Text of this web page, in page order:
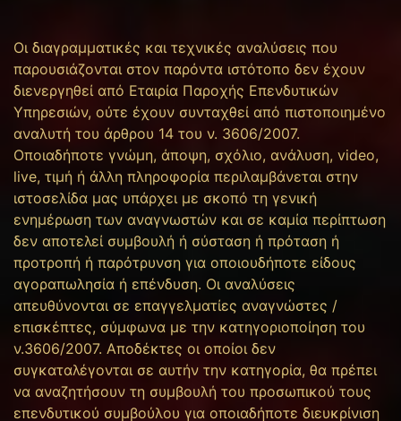
Οι διαγραμματικές και τεχνικές αναλύσεις που
παρουσιάζονται στον παρόντα ιστότοπο δεν έχουν
διενεργηθεί από Εταιρία Παροχής Επενδυτικών
Υπηρεσιών, ούτε έχουν συνταχθεί από πιστοποιημένο
αναλυτή του άρθρου 14 του ν. 3606/2007.
Οποιαδήποτε γνώμη, άποψη, σχόλιο, ανάλυση, video,
live, τιμή ή άλλη πληροφορία περιλαμβάνεται στην
ιστοσελίδα μας υπάρχει με σκοπό τη γενική
ενημέρωση των αναγνωστών και σε καμία περίπτωση
δεν αποτελεί συμβουλή ή σύσταση ή πρόταση ή
προτροπή ή παρότρυνση για οποιουδήποτε είδους
αγοραπωλησία ή επένδυση. Οι αναλύσεις
απευθύνονται σε επαγγελματίες αναγνώστες /
επισκέπτες, σύμφωνα με την κατηγοριοποίηση του
ν.3606/2007. Αποδέκτες οι οποίοι δεν
συγκαταλέγονται σε αυτήν την κατηγορία, θα πρέπει
να αναζητήσουν τη συμβουλή του προσωπικού τους
επενδυτικού συμβούλου για οποιαδήποτε διευκρίνιση